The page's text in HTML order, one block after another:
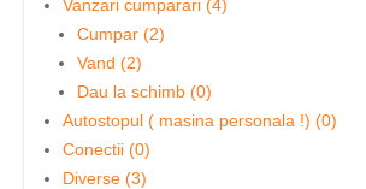
Vanzari cumparari (4)
Cumpar (2)
Vand (2)
Dau la schimb (0)
Autostopul ( masina personala !) (0)
Conectii (0)
Diverse (3)